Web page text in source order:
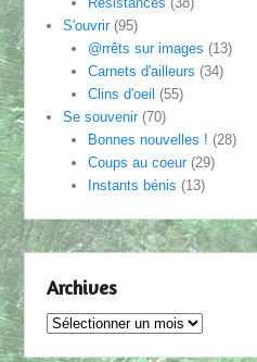
S'ouvrir(95)
@rrêts sur images (13)
Carnets d'ailleurs (34)
Clins d'oeil (55)
Se souvenir(70)
Bonnes nouvelles ! (28)
Coups au coeur(29)
Instants bénis (13)
Archives
Archives